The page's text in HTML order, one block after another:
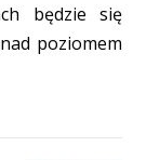
będzie się
poziomem